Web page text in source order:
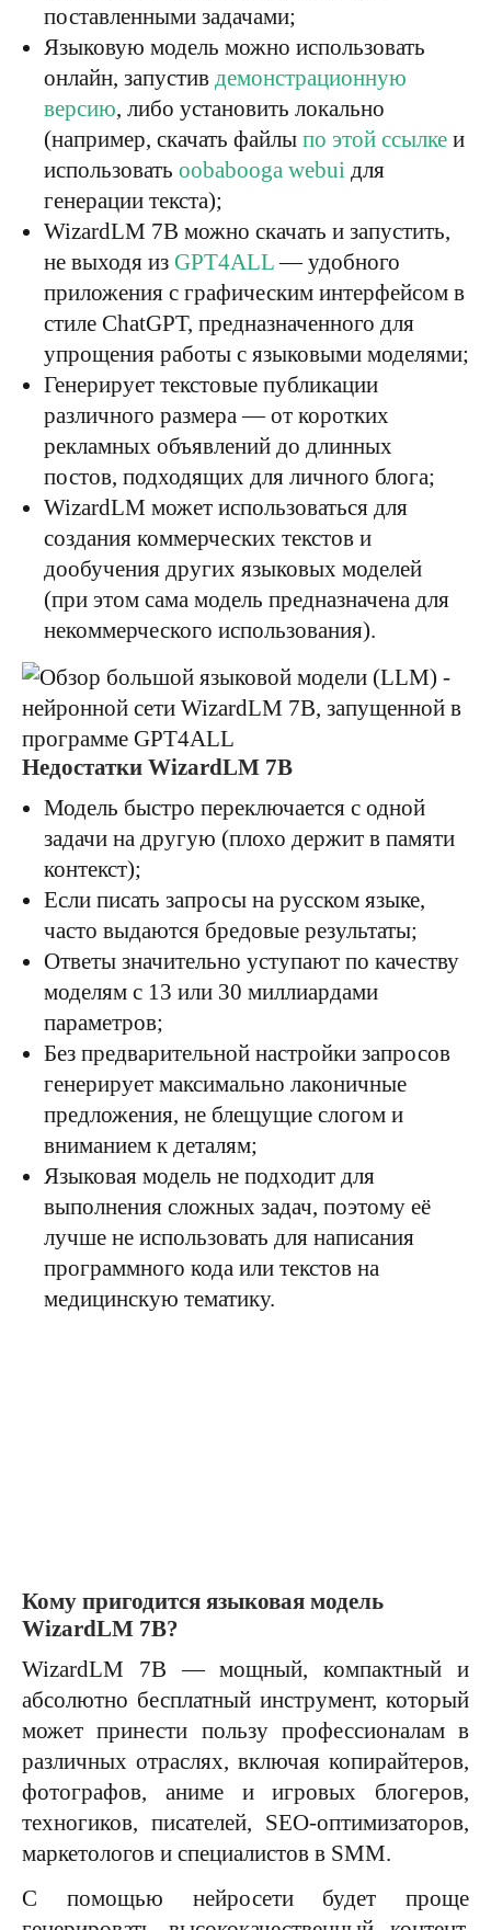
поставленными задачами;
Языковую модель можно использовать
онлайн, запустив демонстрационную
версию, либо установить локально
(например, скачать файлы по этой ссылке и
использовать oobabooga webui для
генерации текста);
WizardLM 7B можно скачать и запустить,
не выходя из GPT4ALL— удобного
приложения с графическим интерфейсом в
стиле ChatGPT, предназначенного для
упрощения работы с языковыми моделями;
Генерирует текстовые публикации
различного размера — от коротких
рекламных объявлений до длинных
постов, подходящих для личного блога;
WizardLM может использоваться для
создания коммерческих текстов и
дообучения других языковых моделей
(при этом сама модель предназначена для
некоммерческого использования).
Недостатки WizardLM 7B
Модель быстро переключается с одной
задачи на другую (плохо держит в памяти
контекст);
Если писать запросы на русском языке,
часто выдаются бредовые результаты;
Ответы значительно уступают по качеству
моделям с 13 или 30 миллиардами
параметров;
Без предварительной настройки запросов
генерирует максимально лаконичные
предложения, не блещущие слогом и
вниманием к деталям;
Языковая модель не подходит для
выполнения сложных задач, поэтому её
лучше не использовать для написания
программного кода или текстов на
медицинскую тематику.
Кому пригодится языковая модель
WizardLM 7B?
WizardLM 7B — мощный, компактный и
абсолютно бесплатный инструмент, который
может принести пользу профессионалам в
различных отраслях, включая копирайтеров,
фотографов, аниме и игровых блогеров,
техногиков, писателей, SEO-оптимизаторов,
маркетологов и специалистов в SMM.
С помощью нейросети будет проще